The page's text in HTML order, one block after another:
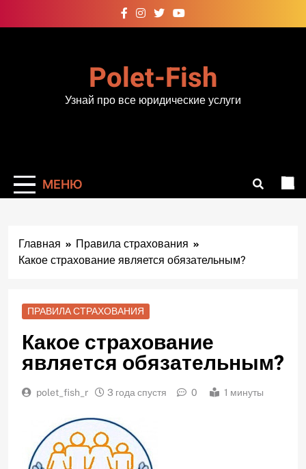
к
Polet-Fish
Узнай про все юридические услуги
МЕНЮ
Главная
Правила страхования
Какое страхование является обязательным?
ПРАВИЛА СТРАХОВАНИЯ
Какое страхование
является обязательным?
polet_fish_r 3 года спустя 0 1 минуты